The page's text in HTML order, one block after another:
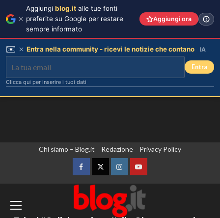
Chi siamo – Blog.it Redazione Privacy Policy
FacebookTwitterInstagramYouTube
Crans Montana, l’Italia presenta ricorso
contro il rigetto della costituzione di
Riccardo Guarnieri chiude con
Sabrina dopo il falò con Giovanni:
verità inaspettate svelate.
Chiara Ferragni: ultime immagini che
catturano il suo stile unico e la sua
Aggiungi blog.it alle tue fonti
preferite su Google per restare
sempre informato
Aggiungi ora
✉️ Entra nella community - ricevi le notizie che contano IA
Entra
Clicca qui per inserire i tuoi dati